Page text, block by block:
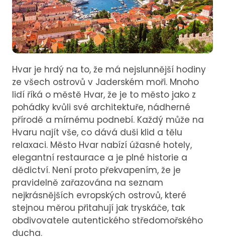
Hvar je hrdý na to, že má nejslunnější hodiny
ze všech ostrovů v Jaderském moři. Mnoho
lidí říká o městě Hvar, že je to město jako z
pohádky kvůli své architektuře, nádherné
přírodě a mírnému podnebí. Každý může na
Hvaru najít vše, co dává duši klid a tělu
relaxaci. Město Hvar nabízí úžasné hotely,
elegantní restaurace a je plné historie a
dědictví. Není proto překvapením, že je
pravidelně zařazována na seznam
nejkrásnějších evropských ostrovů, které
stejnou měrou přitahují jak tryskáče, tak
obdivovatele autentického středomořského
ducha.